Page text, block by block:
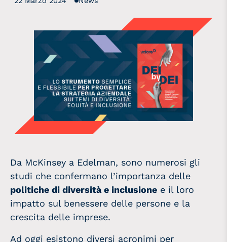
Da McKinsey a Edelman, sono numerosi gli
studi che confermano l’importanza delle
politiche di diversità e inclusione e il loro
impatto sul benessere delle persone e la
crescita delle imprese.
Ad oggi esistono diversi acronimi per